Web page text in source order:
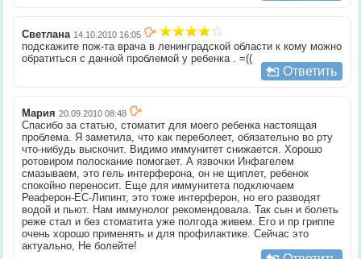
Светлана 14.10.2010 16:05
подскажите пож-та врача в ленинградской области к кому можно
обратиться с данной проблемой у ребенка . =((
Ответить
Мария 20.09.2010 08:48
Спасибо за статью, стоматит для моего ребенка настоящая
проблема. Я заметила, что как переболеет, обязательно во рту
что-нибудь выскочит. Видимо иммунитет снижается. Хорошо
ротовиром полоскание помогает. А язвочки Инфагелем
смазываем, это гель интерферона, он не щиплет, ребенок
спокойно переносит. Еще для иммунитета подключаем
Реаферон-ЕС-Липинт, это тоже интерферон, но его разводят
водой и пьют. Нам иммунолог рекомендовала. Так сын и болеть
реже стал и без стоматита уже полгода живем. Его и пр гриппе
очень хорошо применять и для профилактике. Сейчас это
актуально, Не болейте!